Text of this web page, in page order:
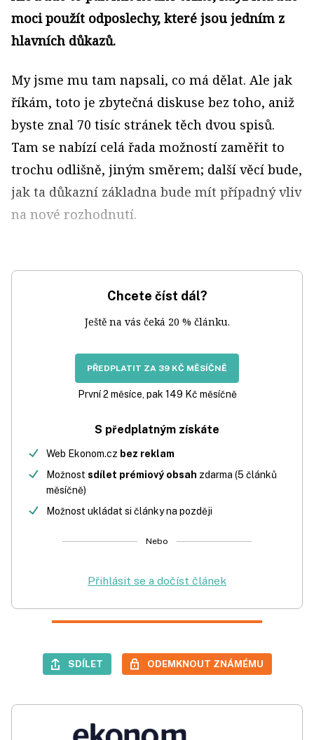
moci použít odposlechy, které jsou jedním z
hlavních důkazů.
My jsme mu tam napsali, co má dělat. Ale jak
říkám, toto je zbytečná diskuse bez toho, aniž
byste znal 70 tisíc stránek těch dvou spisů.
Tam se nabízí celá řada možností zaměřit to
trochu odlišně, jiným směrem; další věcí bude,
jak ta důkazní základna bude mít případný vliv
na nové rozhodnutí.
Chcete číst dál?
Ještě na vás čeká 20 % článku.
PŘEDPLATIT ZA 39 KČ MĚSÍČNĚ
První 2 měsíce, pak 149 Kč měsíčně
S předplatným získáte
Web Ekonom.cz bez reklam
Možnost sdílet prémiový obsah zdarma (5 článků
měsíčně)
Možnost ukládat si články na později
Nebo
Přihlásit se a dočíst článek
SDÍLET ODEMKNOUT ZNÁMÉMU